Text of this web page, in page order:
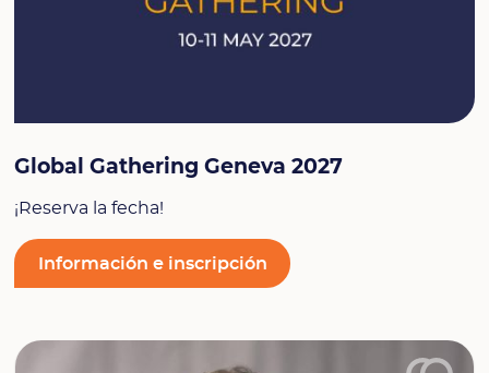
Global Gathering Geneva 2027
¡Reserva la fecha!
Información e inscripción